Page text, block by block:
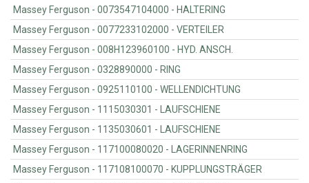
Massey Ferguson - 0073547104000 - HALTERING
Massey Ferguson - 0077233102000 - VERTEILER
Massey Ferguson - 008H123960100 - HYD. ANSCH.
Massey Ferguson - 0328890000 - RING
Massey Ferguson - 0925110100 - WELLENDICHTUNG
Massey Ferguson - 1115030301 - LAUFSCHIENE
Massey Ferguson - 1135030601 - LAUFSCHIENE
Massey Ferguson - 117100080020 - LAGERINNENRING
Massey Ferguson - 117108100070 - KUPPLUNGSTRÄGER